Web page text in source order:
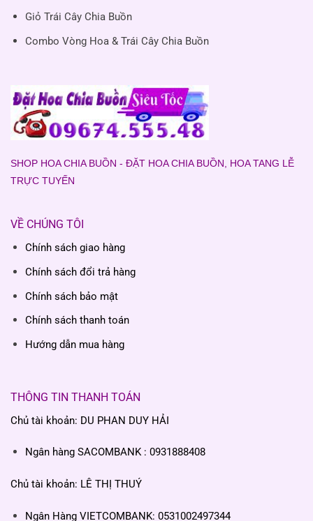
Giỏ Trái Cây Chia Buồn
Combo Vòng Hoa & Trái Cây Chia Buồn
SHOP HOA CHIA BUỒN - ĐẶT HOA CHIA BUỒN, HOA TANG LỄ
TRỰC TUYẾN
VỀ CHÚNG TÔI
Chính sách giao hàng
Chính sách đổi trả hàng
Chính sách bảo mật
Chính sách thanh toán
Hướng dẫn mua hàng
THÔNG TIN THANH TOÁN
Chủ tài khoản: DU PHAN DUY HẢI
Ngân hàng SACOMBANK : 0931888408
Chủ tài khoản: LÊ THỊ THUÝ
Ngân Hàng VIETCOMBANK: 0531002497344